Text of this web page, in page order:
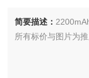
简要描述：
所有标价与图片为